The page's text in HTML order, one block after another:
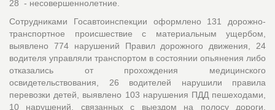
28 - несовершеннолетние.
Сотрудниками Госавтоинспекции оформлено 131 дорожно-
транспортное происшествие с материальным ущербом,
выявлено 774 нарушений Правил дорожного движения, 24
водителя управляли транспортом в состоянии опьянения либо
отказались от прохождения медицинского
освидетельствования, 26 водителей нарушили правила
перевозки детей, выявлено 103 нарушения ПДД пешеходами,
10 нарушений, связанных с выездом на полосу дороги,